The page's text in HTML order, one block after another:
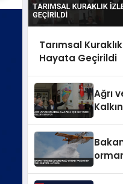
Tarımsal
Hayata Geçirildi
Ağrı